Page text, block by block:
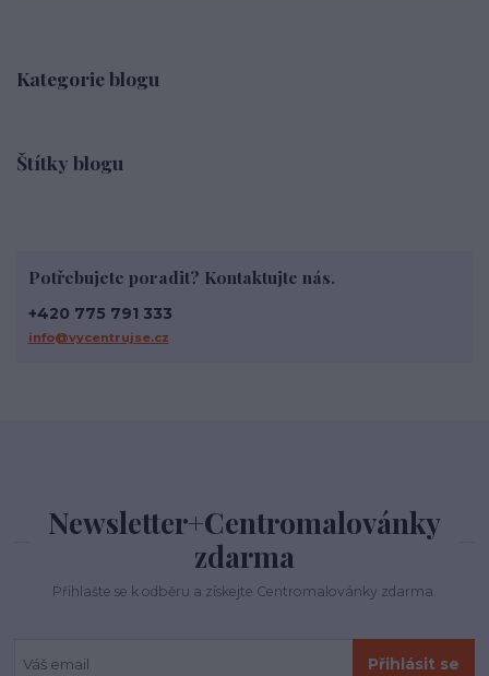
Kategorie blogu
Štítky blogu
Potřebujete poradit? Kontaktujte nás.
+420 775 791 333
info@vycentrujse.cz
Newsletter+Centromalovánky
zdarma
Přihlašte se k odběru a získejte Centromalovánky zdarma.
Přihlásit se